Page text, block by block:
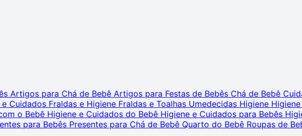
Artigos para Chá de Bebê Artigos para Festas de Bebês Chá de Bebê
e Cuidados Fraldas e Higiene Fraldas e Toalhas Umedecidas Higiene
o Bebê Higiene e Cuidados do Bebê Higiene e Cuidados para Bebês
para Bebês Presentes para Chá de Bebê Quarto do Bebê Roupas de